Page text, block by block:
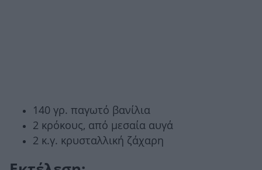
140 γρ. παγωτό βανίλια
2 κρόκους, από μεσαία αυγά
2 κ.γ. κρυσταλλική ζάχαρη